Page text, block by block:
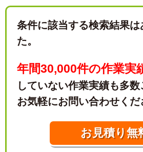
条件に該当する検索結果は
た。
年間30,000件の作業実
していない作業実績も多数
お気軽にお問い合わせくだ
お見積り無